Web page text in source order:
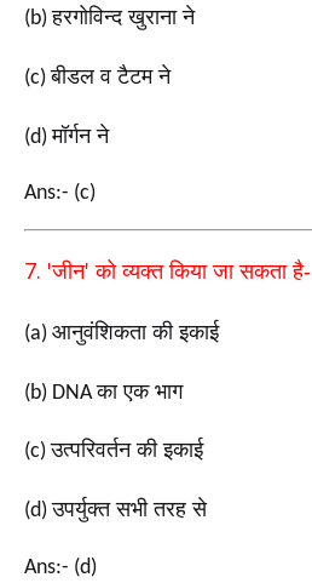
(b)हरगोविन्द खुराना ने
(c)बीडल व टैटम ने
(d)मॉर्गन ने
Ans:- (c)
7. 'जीन'को व्यक्त किया जा सकता है-
(a) आनुवंशिकता की इकाई
(b) DNAका एक भाग
(c)उत्परिवर्तन की इकाई
(d)उपर्युक्त सभी तरह से
Ans:- (d)